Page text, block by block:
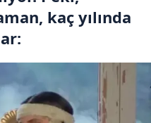
kaç yılında